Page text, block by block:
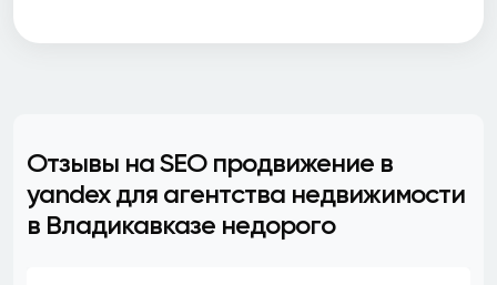
Отзывы на SEO продвижение в
yandex для агентства недвижимости
в Владикавказе недорого